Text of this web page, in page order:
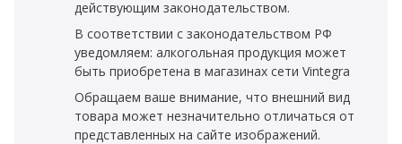
действующим законодательством.
В соответствии с законодательством РФ
уведомляем: алкогольная продукция может
быть приобретена в магазинах сети Vintegra
Обращаем ваше внимание, что внешний вид
товара может незначительно отличаться от
представленных на сайте изображений.